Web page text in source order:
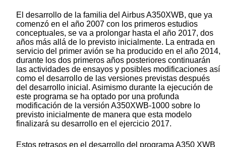
El desarrollo de la familia del Airbus A350XWB, que ya
comenzó en el año 2007 con los primeros estudios
conceptuales, se va a prolongar hasta el año 2017, dos
años más allá de lo previsto inicialmente. La entrada en
servicio del primer avión se ha producido en el año 2014,
durante los dos primeros años posteriores continuarán
las actividades de ensayos y posibles modificaciones así
como el desarrollo de las versiones previstas después
del desarrollo inicial. Asimismo durante la ejecución de
este programa se ha optado por una profunda
modificación de la versión A350XWB-1000 sobre lo
previsto inicialmente de manera que esta modelo
finalizará su desarrollo en el ejercicio 2017.
Estos retrasos en el desarrollo del programa A350 XWB